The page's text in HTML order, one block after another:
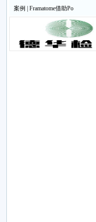
案例 | Framatome借助Po